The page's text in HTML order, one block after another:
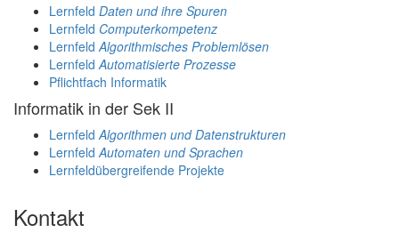
Lernfeld Daten und ihre Spuren
Lernfeld Computerkompetenz
Lernfeld Algorithmisches Problemlösen
Lernfeld Automatisierte Prozesse
Pflichtfach Informatik
Informatik in der Sek II
Lernfeld Algorithmen und Datenstrukturen
Lernfeld Automaten und Sprachen
Lernfeldübergreifende Projekte
Kontakt